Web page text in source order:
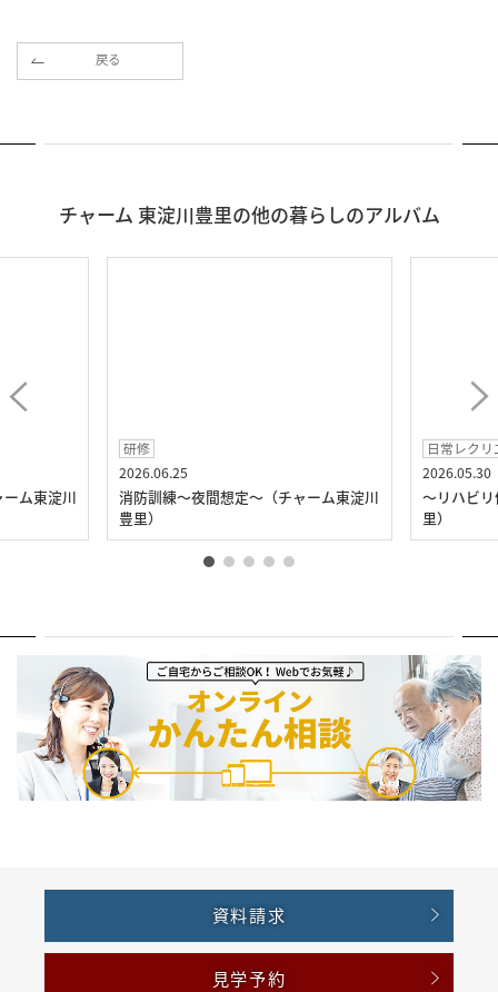
戻る
チャーム 東淀川豊里の他の暮らしのアルバム
ム東淀川
研修
2026.06.25
消防訓練～夜間想定～（チャーム東淀川
豊里）
日常レク
2026.05.30
～リハビ
里）
資料請求
見学予約